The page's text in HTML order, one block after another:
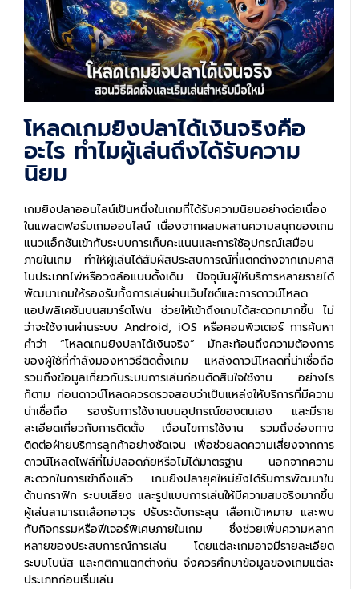
โหลดเกมยิงปลาได้เงินจริงคือ
อะไร ทำไมผู้เล่นถึงได้รับความ
นิยม
เกมยิงปลาออนไลน์เป็นหนึ่งในเกมที่ได้รับความนิยมอย่างต่อเนื่อง
ในแพลตฟอร์มเกมออนไลน์ เนื่องจากผสมผสานความสนุกของเกม
แนวแอ็กชันเข้ากับระบบการเก็บคะแนนและการใช้อุปกรณ์เสมือน
ภายในเกม ทำให้ผู้เล่นได้สัมผัสประสบการณ์ที่แตกต่างจากเกมคาสิ
โนประเภทไพ่หรือวงล้อแบบดั้งเดิม ปัจจุบันผู้ให้บริการหลายรายได้
พัฒนาเกมให้รองรับทั้งการเล่นผ่านเว็บไซต์และการดาวน์โหลด
แอปพลิเคชันบนสมาร์ตโฟน ช่วยให้เข้าถึงเกมได้สะดวกมากขึ้น ไม่
ว่าจะใช้งานผ่านระบบ Android, iOS หรือคอมพิวเตอร์ การค้นหา
คำว่า “โหลดเกมยิงปลาได้เงินจริง” มักสะท้อนถึงความต้องการ
ของผู้ใช้ที่กำลังมองหาวิธีติดตั้งเกม แหล่งดาวน์โหลดที่น่าเชื่อถือ
รวมถึงข้อมูลเกี่ยวกับระบบการเล่นก่อนตัดสินใจใช้งาน อย่างไร
ก็ตาม ก่อนดาวน์โหลดควรตรวจสอบว่าเป็นแหล่งให้บริการที่มีความ
น่าเชื่อถือ รองรับการใช้งานบนอุปกรณ์ของตนเอง และมีราย
ละเอียดเกี่ยวกับการติดตั้ง เงื่อนไขการใช้งาน รวมถึงช่องทาง
ติดต่อฝ่ายบริการลูกค้าอย่างชัดเจน เพื่อช่วยลดความเสี่ยงจากการ
ดาวน์โหลดไฟล์ที่ไม่ปลอดภัยหรือไม่ได้มาตรฐาน นอกจากความ
สะดวกในการเข้าถึงแล้ว เกมยิงปลายุคใหม่ยังได้รับการพัฒนาใน
ด้านกราฟิก ระบบเสียง และรูปแบบการเล่นให้มีความสมจริงมากขึ้น
ผู้เล่นสามารถเลือกอาวุธ ปรับระดับกระสุน เลือกเป้าหมาย และพบ
กับกิจกรรมหรือฟีเจอร์พิเศษภายในเกม ซึ่งช่วยเพิ่มความหลาก
หลายของประสบการณ์การเล่น โดยแต่ละเกมอาจมีรายละเอียด
ระบบโบนัส และกติกาแตกต่างกัน จึงควรศึกษาข้อมูลของเกมแต่ละ
ประเภทก่อนเริ่มเล่น